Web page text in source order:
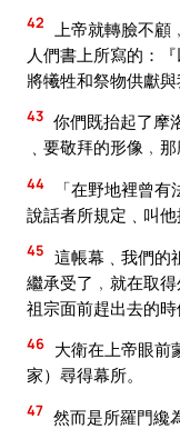
42
上帝就轉臉不
人們書上所寫的：
將犧牲和祭物供獻與
43 你們既抬起了摩
﹑要敬拜的形像﹐
44
「在野地裡曾
說話者所規定﹑叫他
45 這帳幕﹑我們的
繼承受了﹐就在取
祖宗面前趕出去的時
46 大衛在上帝眼前
家）尋得幕所。
47 然而是所羅門纔